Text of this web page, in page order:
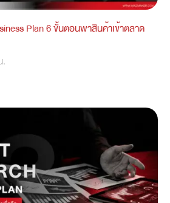
Plan 6 ขั้นตอนพาสินค้าเข้าตลาด
.